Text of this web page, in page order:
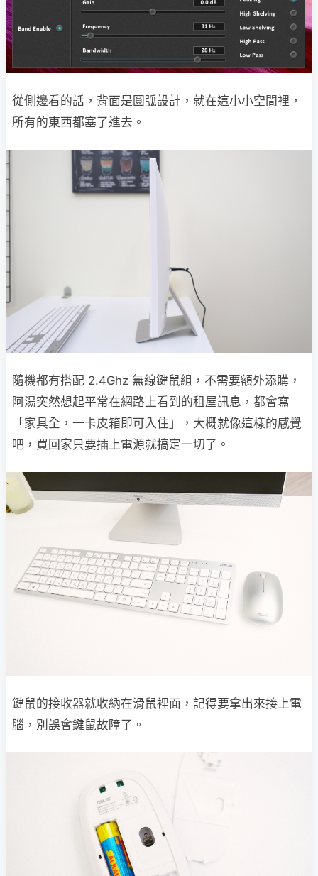
從側邊看的話，背面是圓弧設計，就在這小小空間裡，
所有的東西都塞了進去。
隨機都有搭配 2.4Ghz 無線鍵鼠組，不需要額外添購，
阿湯突然想起平常在網路上看到的租屋訊息，都會寫
「家具全，一卡皮箱即可入住」，大概就像這樣的感覺
吧，買回家只要插上電源就搞定一切了。
鍵鼠的接收器就收納在滑鼠裡面，記得要拿出來接上電
腦，別誤會鍵鼠故障了。